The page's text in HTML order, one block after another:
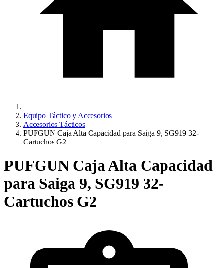
Equipo Táctico y Accesorios
Accesorios Tácticos
PUFGUN Caja Alta Capacidad para Saiga 9, SG919 32-
Cartuchos G2
PUFGUN Caja Alta Capacidad
para Saiga 9, SG919 32-
Cartuchos G2